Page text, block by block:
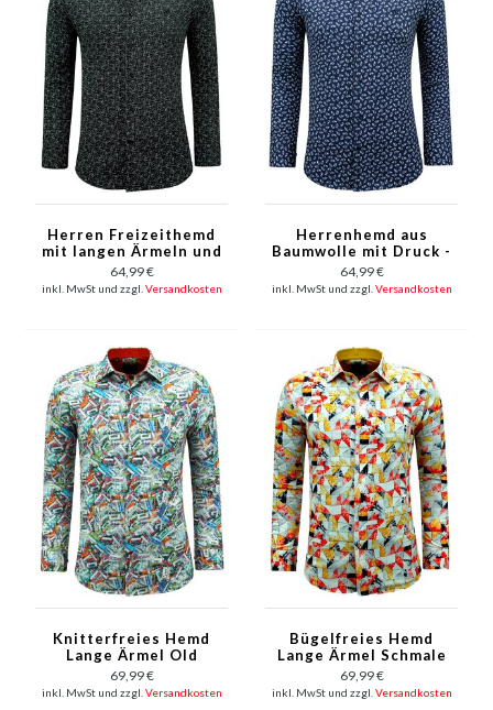
Herren Freizeithemd
mit langen Ärmeln und
Druck - 3143 -
Schwarz
64,99 €
inkl. MwSt und zzgl. Versandkosten
Herrenhemd aus
Baumwolle mit Druck -
3141 - Blau
64,99 €
inkl. MwSt und zzgl. Versandkosten
Knitterfreies Hemd
Lange Ärmel Old
School Print- 3139 -
Orange
69,99 €
inkl. MwSt und zzgl. Versandkosten
Bügelfreies Hemd
Lange Ärmel Schmale
Passform mit Druck-
3142 - Gelb
69,99 €
inkl. MwSt und zzgl. Versandkosten